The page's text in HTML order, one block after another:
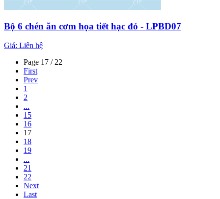
Bộ 6 chén ăn cơm họa tiết hạc đỏ - LPBD07
Giá: Liên hệ
Page 17 / 22
First
Prev
1
2
...
15
16
17
18
19
...
21
22
Next
Last